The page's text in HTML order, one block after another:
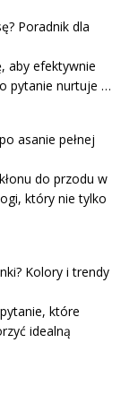
Poradnik dla
aby efektywnie
pytanie nurtuje …
asanie pełnej
do przodu w
który nie tylko
Kolory i trendy
które
idealną